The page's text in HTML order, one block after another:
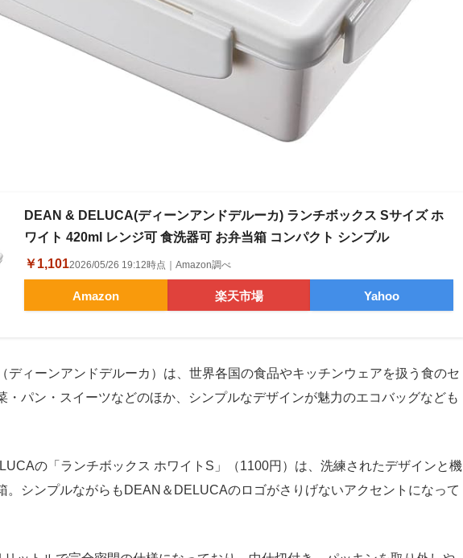
DEAN & DELUCA(ディーンアンドデルーカ) ランチボックス Sサイズ ホ
ワイト 420ml レンジ可 食洗器可 お弁当箱 コンパクト シンプル
￥1,1012026/05/26 19:12時点｜Amazon調べ
Amazon 楽天市場 Yahoo
ィーンアンドデルーカ）は、世界各国の食品やキッチンウェアを扱う食のセ
・パン・スイーツなどのほか、シンプルなデザインが魅力のエコバッグなども
の「ランチボックス ホワイトS」（1100円）は、洗練されたデザインと機
。シンプルながらもDEAN＆DELUCAのロゴがさりげないアクセントになって